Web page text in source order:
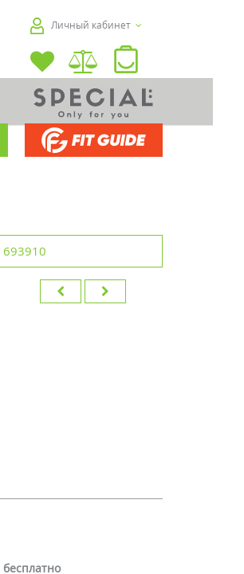
Личный кабинет
693910
бесплатно